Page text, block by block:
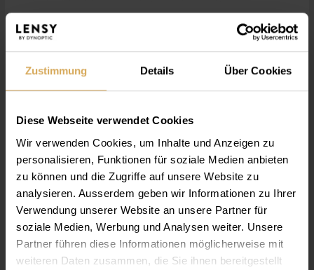
Zustimmung Details Über Cookies
Diese Webseite verwendet Cookies
Wir verwenden Cookies, um Inhalte und Anzeigen zu
personalisieren, Funktionen für soziale Medien anbieten
zu können und die Zugriffe auf unsere Website zu
analysieren. Ausserdem geben wir Informationen zu Ihrer
Verwendung unserer Website an unsere Partner für
soziale Medien, Werbung und Analysen weiter. Unsere
Partner führen diese Informationen möglicherweise mit
weiteren Daten zusammen, die Sie ihnen bereitgestellt
Lensy Daily Comfort Multifocal (90P)
90er Packung